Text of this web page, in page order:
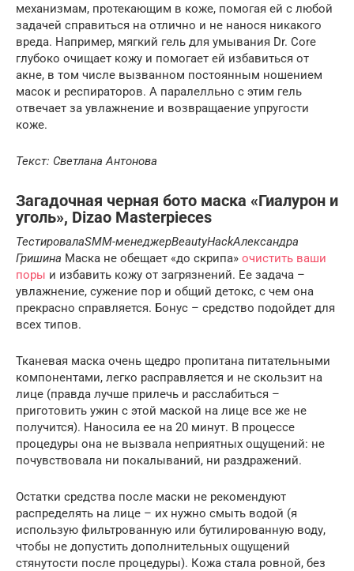
механизмам, протекающим в коже, помогая ей с любой
задачей справиться на отлично и не нанося никакого
вреда. Например, мягкий гель для умывания Dr. Core
глубоко очищает кожу и помогает ей избавиться от
акне, в том числе вызванном постоянным ношением
масок и респираторов. А паралелльно с этим гель
отвечает за увлажнение и возвращаение упругости
коже.
Текст: Светлана Антонова
Загадочная черная бото маска «Гиалурон и
уголь», Dizao Masterpieces
ТестировалаSMM-менеджерBeautyHackАлександра
Гришина Маска не обещает «до скрипа» очистить ваши
поры и избавить кожу от загрязнений. Ее задача –
увлажнение, сужение пор и общий детокс, с чем она
прекрасно справляется. Бонус – средство подойдет для
всех типов.
Тканевая маска очень щедро пропитана питательными
компонентами, легко расправляется и не скользит на
лице (правда лучше прилечь и расслабиться –
приготовить ужин с этой маской на лице все же не
получится). Наносила ее на 20 минут. В процессе
процедуры она не вызвала неприятных ощущений: не
почувствовала ни покалываний, ни раздражений.
Остатки средства после маски не рекомендуют
распределять на лице – их нужно смыть водой (я
использую фильтрованную или бутилированную воду,
чтобы не допустить дополнительных ощущений
стянутости после процедуры). Кожа стала ровной, без